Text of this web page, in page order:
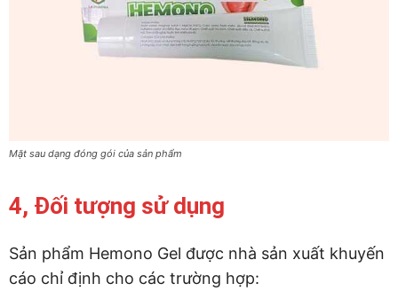
Mặt sau dạng đóng gói của sản phẩm
4, Đối tượng sử dụng
Sản phẩm Hemono Gel được nhà sản xuất khuyến
cáo chỉ định cho các trường hợp: